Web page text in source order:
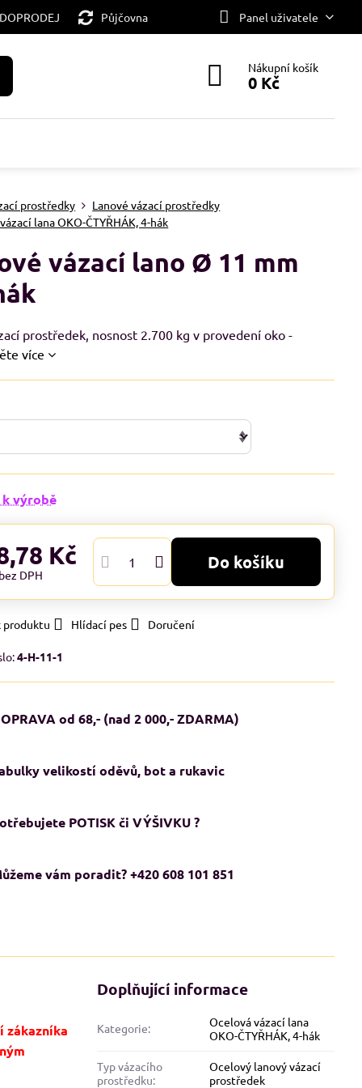
Půjčovna Panel uživatele
Nákupní košík
0 Kč
prostředky
Lanové vázací prostředky
lana OKO-ČTYŘHÁK, 4-hák
vázací lano Ø 11 mm
prostředek, nosnost 2.700 kg v provedení oko -
více
výrobě
Kč
bez DPH
Do košíku
produktu Hlídací pes Doručení
4-H-11-1
od 68,- (nad 2 000,- ZDARMA)
velikostí oděvů, bot a rukavic
POTISK či VÝŠIVKU ?
vám poradit? +420 608 101 851
zákazníka
Doplňující informace
Kategorie:
Ocelová vázací lana
OKO-ČTYŘHÁK, 4-hák
Typ vázacího
prostředku:
Ocelový lanový vázací
prostředek
AKCE